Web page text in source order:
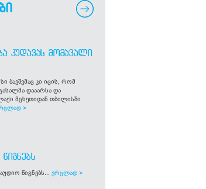
ᲙᲣᲓᲐᲕᲐᲡ ᲛᲝᲛᲐᲕᲐᲚᲘ
ბავშვმაც კი იცის, რომ
დააარსა და
მცხეთიდან თბილისში
>
წიგნებს... ვრცლად >